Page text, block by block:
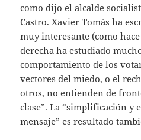
como dijo el alcalde
Castro. Xavier Tomàs ha
muy interesante (como
derecha ha estudiado
comportamiento de los
vectores del miedo, o el
otros, no entienden de
clase”. La “simplificación y
mensaje” es resultado